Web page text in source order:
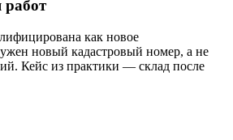
как новое
новый кадастровый номер, а не
Кейс из практики — склад после